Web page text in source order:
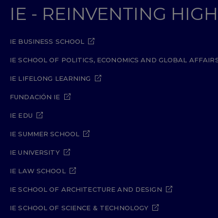
IE - REINVENTING
IE BUSINESS SCHOOL
IE SCHOOL OF POLITICS, ECONOMICS AND GLOBAL
IE LIFELONG LEARNING
FUNDACIÓN IE
IE EDU
IE SUMMER SCHOOL
IE UNIVERSITY
IE LAW SCHOOL
IE SCHOOL OF ARCHITECTURE AND DESIGN
IE SCHOOL OF SCIENCE & TECHNOLOGY